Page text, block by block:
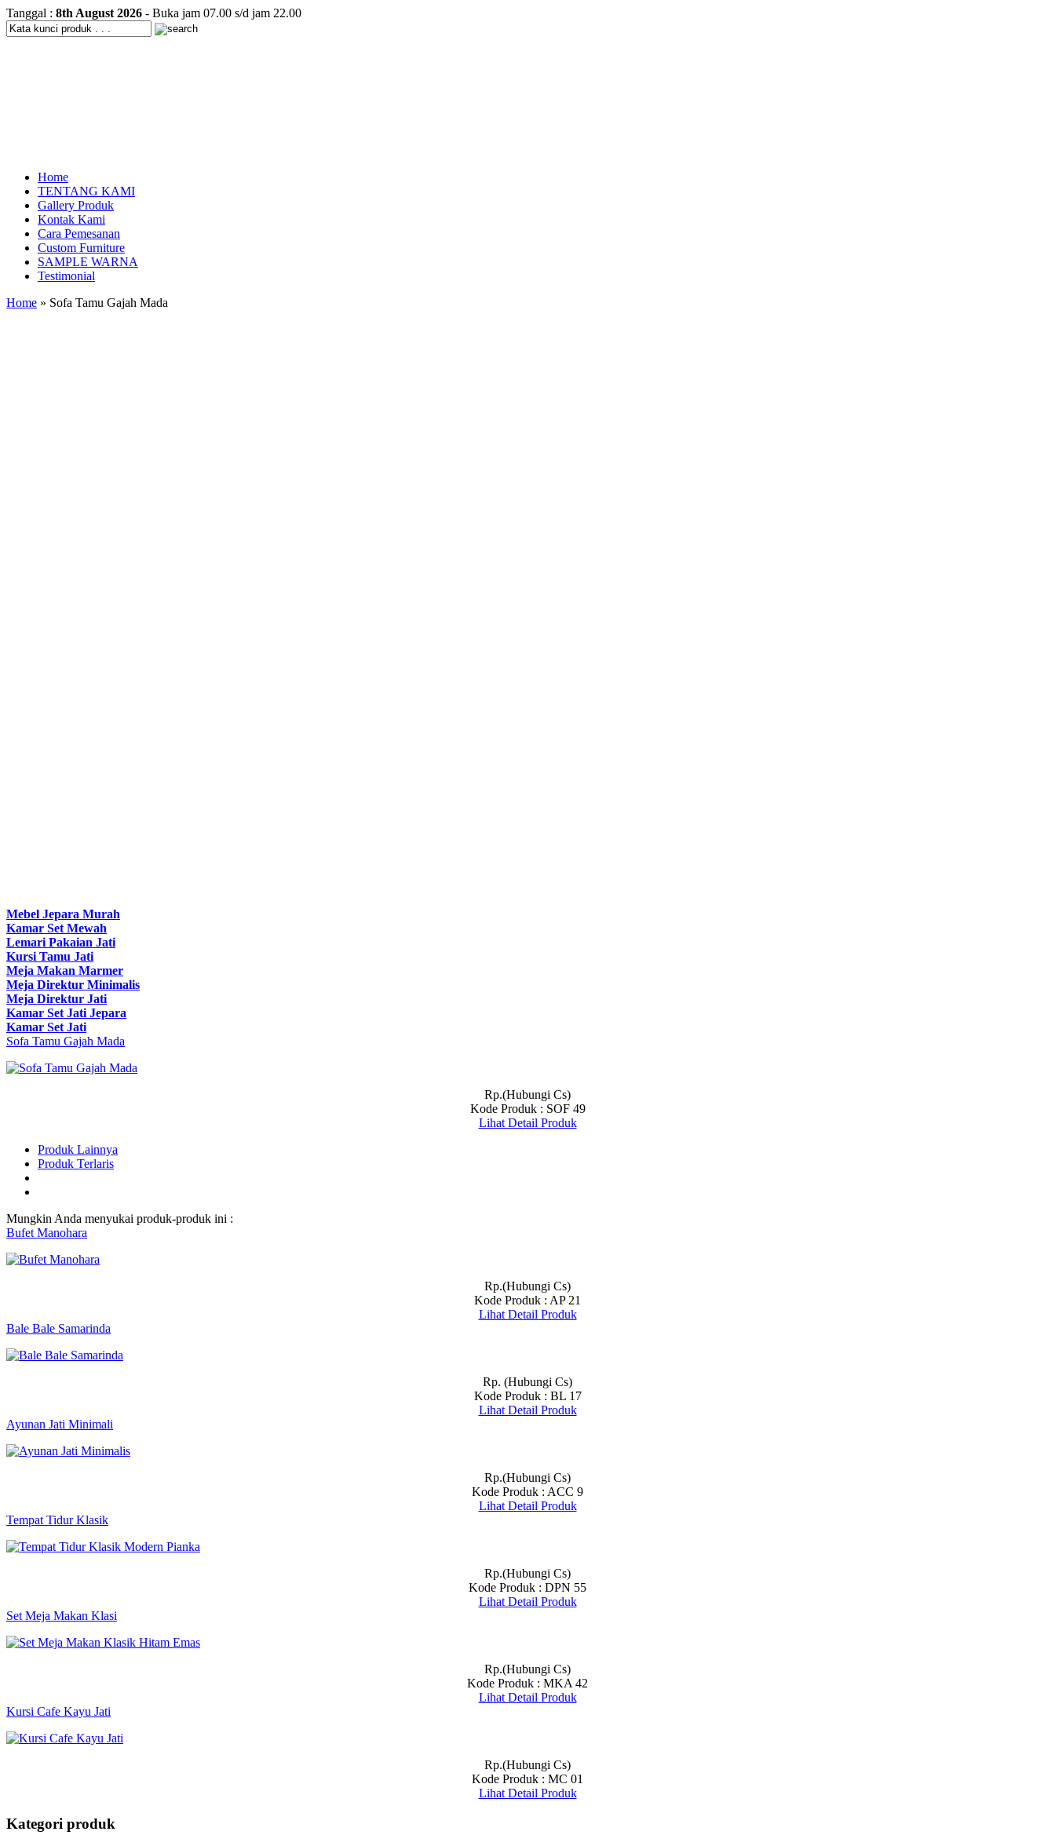
Tanggal : 8th August 2026 - Buka jam 07.00 s/d jam 22.00
Home
TENTANG KAMI
Gallery Produk
Kontak Kami
Cara Pemesanan
Custom Furniture
SAMPLE WARNA
Testimonial
Home » Sofa Tamu Gajah Mada
Mebel Jepara Murah
Kamar Set Mewah
Lemari Pakaian Jati
Kursi Tamu Jati
Meja Makan Marmer
Meja Direktur Minimalis
Meja Direktur Jati
Kamar Set Jati Jepara
Kamar Set Jati
Sofa Tamu Gajah Mada
Rp.(Hubungi Cs)
Kode Produk : SOF 49
Lihat Detail Produk
Produk Lainnya
Produk Terlaris
Mungkin Anda menyukai produk-produk ini :
Bufet Manohara
Rp.(Hubungi Cs)
Kode Produk : AP 21
Lihat Detail Produk
Bale Bale Samarinda
Rp. (Hubungi Cs)
Kode Produk : BL 17
Lihat Detail Produk
Ayunan Jati Minimali
Rp.(Hubungi Cs)
Kode Produk : ACC 9
Lihat Detail Produk
Tempat Tidur Klasik
Rp.(Hubungi Cs)
Kode Produk : DPN 55
Lihat Detail Produk
Set Meja Makan Klasi
Rp.(Hubungi Cs)
Kode Produk : MKA 42
Lihat Detail Produk
Kursi Cafe Kayu Jati
Rp.(Hubungi Cs)
Kode Produk : MC 01
Lihat Detail Produk
Kategori produk